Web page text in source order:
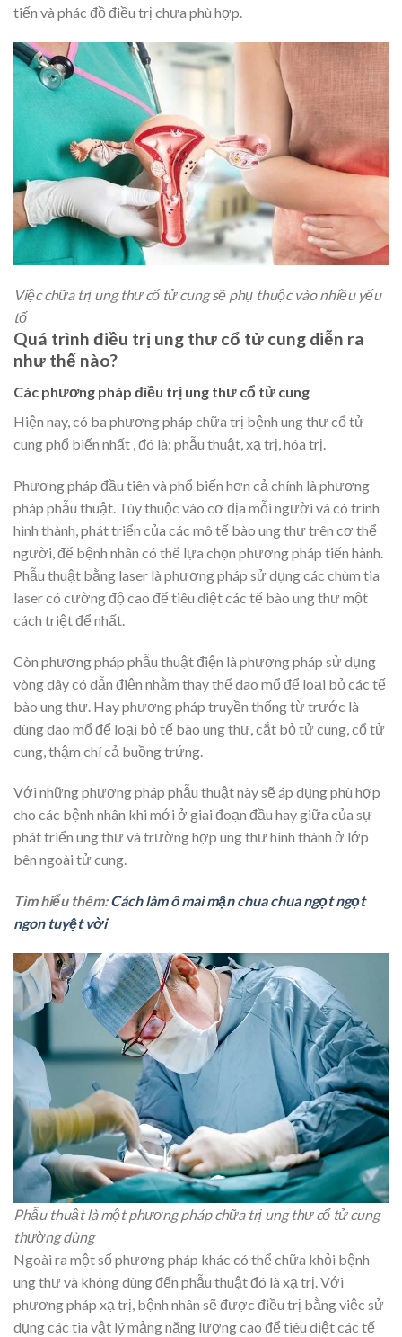
tiến và phác đồ điều trị chưa phù hợp.
Việc chữa trị ung thư cổ tử cung sẽ phụ thuộc vào nhiều yếu
tố
Quá trình điều trị ung thư cổ tử cung diễn ra
như thế nào?
Các phương pháp điều trị ung thư cổ tử cung
Hiện nay, có ba phương pháp chữa trị bệnh ung thư cổ tử
cung phổ biến nhất , đó là: phẫu thuật, xạ trị, hóa trị.
Phương pháp đầu tiên và phổ biến hơn cả chính là phương
pháp phẫu thuật. Tùy thuộc vào cơ địa mỗi người và có trình
hình thành, phát triển của các mô tế bào ung thư trên cơ thể
người, để bệnh nhân có thể lựa chọn phương pháp tiến hành.
Phẫu thuật bằng laser là phương pháp sử dụng các chùm tia
laser có cường độ cao để tiêu diệt các tế bào ung thư một
cách triệt để nhất.
Còn phương pháp phẫu thuật điện là phương pháp sử dụng
vòng dây có dẫn điện nhằm thay thế dao mổ để loại bỏ các tế
bào ung thư. Hay phương pháp truyền thống từ trước là
dùng dao mổ để loại bỏ tế bào ung thư, cắt bỏ tử cung, cổ tử
cung, thậm chí cả buồng trứng.
Với những phương pháp phẫu thuật này sẽ áp dụng phù hợp
cho các bệnh nhân khi mới ở giai đoạn đầu hay giữa của sự
phát triển ung thư và trường hợp ung thư hình thành ở lớp
bên ngoài tử cung.
Tìm hiểu thêm:Cách làm ô mai mận chua chua ngọt ngọt
ngon tuyệt vời
Phẫu thuật là một phương pháp chữa trị ung thư cổ tử cung
thường dùng
Ngoài ra một số phương pháp khác có thể chữa khỏi bệnh
ung thư và không dùng đến phẫu thuật đó là xạ trị. Với
phương pháp xạ trị, bệnh nhân sẽ được điều trị bằng việc sử
dụng các tia vật lý mảng năng lượng cao để tiêu diệt các tế